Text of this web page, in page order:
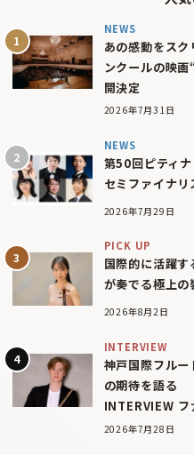
NEWS
あの感動をス
ンクールの映
開決定
2026年7月31日
NEWS
第50回ピティナ
セミファイナ
2026年7月29日
PICK UP
国際的に活躍
が奏でる極上の
2026年8月2日
INTERVIEW
神戸国際フル
の期待を語る
INTERVIEW フ
2026年7月28日